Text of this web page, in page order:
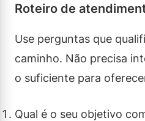
Roteiro de
Use perguntas que
caminho. Não precisa
o suficiente para
Qual é o seu objetivo